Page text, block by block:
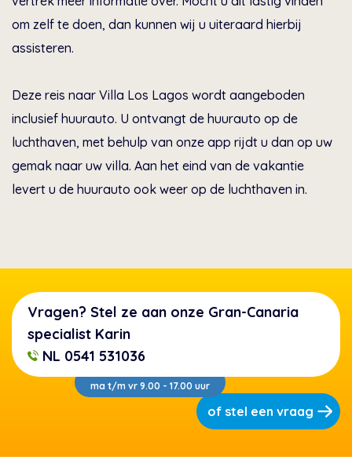
om zelf te doen, dan kunnen wij u uiteraard hierbij
assisteren.
Deze reis naar Villa Los Lagos wordt aangeboden
inclusief huurauto. U ontvangt de huurauto op de
luchthaven, met behulp van onze app rijdt u dan op uw
gemak naar uw villa. Aan het eind van de vakantie
levert u de huurauto ook weer op de luchthaven in.
Vragen? Stel ze aan onze Gran-Canaria
specialist Karin
NL 0541 531036
ma t/m vr 9.00 - 17.00 uur
of stel een vraag